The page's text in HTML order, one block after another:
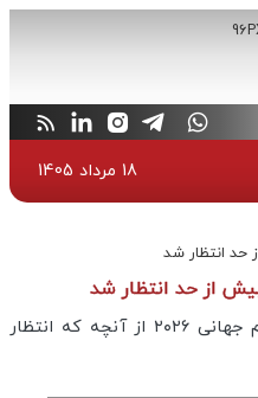
18 مرداد 1405
از حد انتظار شد
فدراسیون بین المللی فوتبال در جام جهانی ۲۰۲۶ از آنچه که انتظار